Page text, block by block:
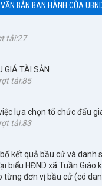
VĂN BẢN BAN HÀNH CỦA
TÀI SẢN
tải:85
lựa chọn tổ chức đấu
tải:83
kết quả bầu cử và danh
biểu HĐND xã Tuần Giáo
đơn vị bầu cử (có
tải:176
xếp đơn vị hành chính
tỉnh Điện Biên (gửi bản